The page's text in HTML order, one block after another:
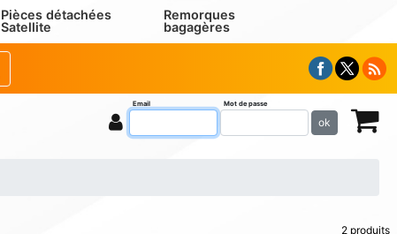
Pièces détachées
Satellite
Remorques
bagagères
Email Mot de passe
ok
2 produits